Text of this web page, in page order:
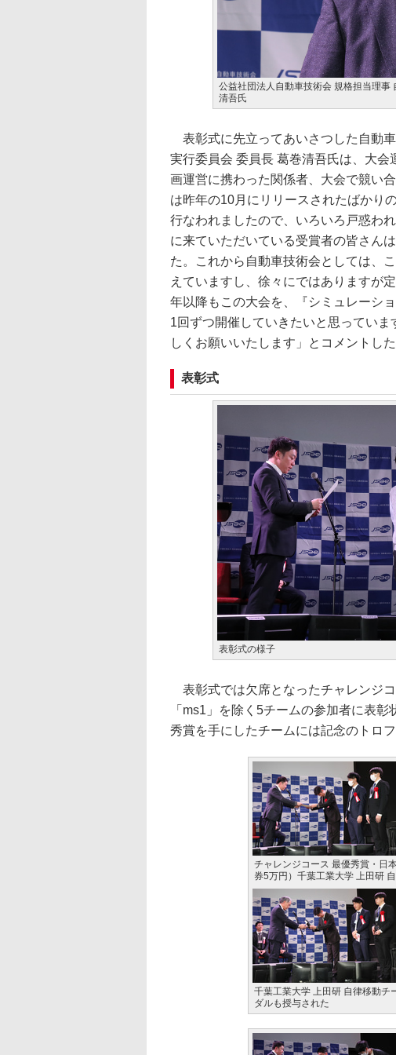
公益社団法人自動車技術会 規格担当理事
清吾氏
表彰式に先立ってあいさつした自動
実行委員会 委員長 葛巻清吾氏は、大
画運営に携わった関係者、大会で競い
は昨年の10月にリリースされたばかり
行なわれましたので、いろいろ戸惑わ
に来ていただいている受賞者の皆さん
た。これから自動車技術会としては、
えていますし、徐々にではありますが
年以降もこの大会を、『シミュレーシ
1回ずつ開催していきたいと思ってい
しくお願いいたします」とコメントした
表彰式
表彰式の様子
表彰式では欠席となったチャレンジ
「ms1」を除く5チームの参加者に表
秀賞を手にしたチームには記念のトロ
チャレンジコース 最優秀賞・日
券5万円）千葉工業大学 上田研
千葉工業大学 上田研 自律移動チ
ダルも授与された